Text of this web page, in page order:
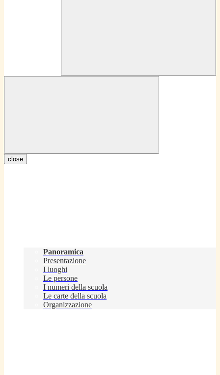
close
Panoramica
Presentazione
I luoghi
Le persone
I numeri della scuola
Le carte della scuola
Organizzazione